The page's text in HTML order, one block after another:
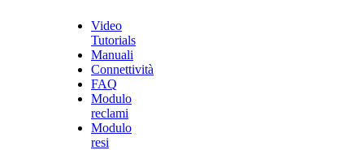
Video
Tutorials
Manuali
Connettività
FAQ
Modulo
reclami
Modulo
resi